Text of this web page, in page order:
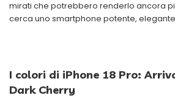
mirati che potrebbero renderlo ancora
cerca uno smartphone potente,
I colori di iPhone 18 Pro:
Dark Cherry